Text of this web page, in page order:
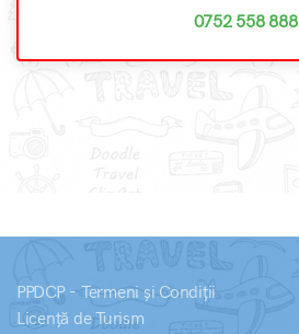
0752 558 888
PPDCP - Termeni și Condiții
Licență de Turism